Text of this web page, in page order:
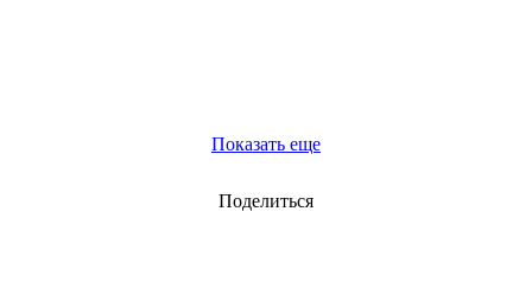
Показать еще
Поделиться